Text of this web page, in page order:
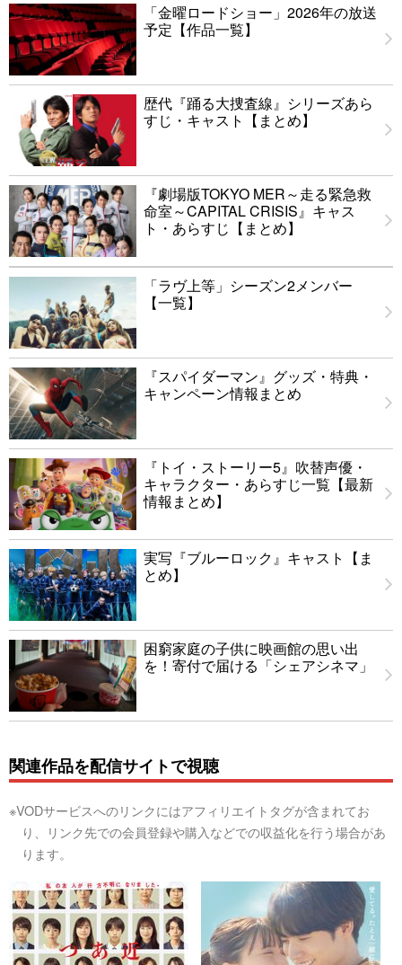
「金曜ロードショー」2026年の放送
予定【作品一覧】
歴代『踊る大捜査線』シリーズあら
すじ・キャスト【まとめ】
『劇場版TOKYO MER～走る緊急救
命室～CAPITAL CRISIS』キャス
ト・あらすじ【まとめ】
「ラヴ上等」シーズン2メンバー
【一覧】
『スパイダーマン』グッズ・特典・
キャンペーン情報まとめ
『トイ・ストーリー5』吹替声優・
キャラクター・あらすじ一覧【最新
情報まとめ】
実写『ブルーロック』キャスト【ま
とめ】
困窮家庭の子供に映画館の思い出
を！寄付で届ける「シェアシネマ」
関連作品を配信サイトで視聴
※VODサービスへのリンクにはアフィリエイトタグが含まれてお
り、リンク先での会員登録や購入などでの収益化を行う場合があ
ります。